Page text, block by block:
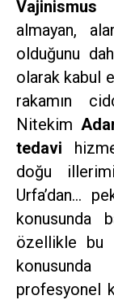
Vajinismus
almayan,
olduğunu
olarak kabul
rakamın
Nitekim
tedavi
doğu
Urfa’dan…
konusunda
özellikle bu
profesyonel